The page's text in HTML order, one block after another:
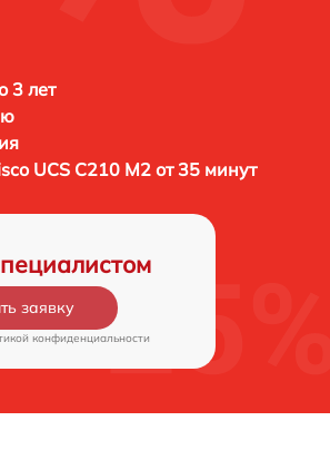
3 лет
UCS C210 M2 от 35 минут
заявку
конфиденциальности